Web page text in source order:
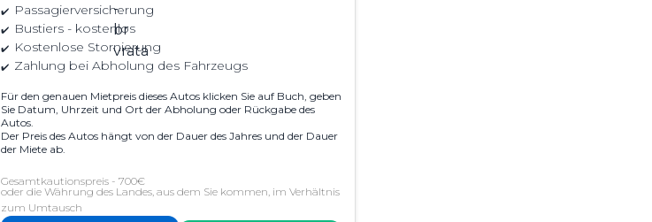
Passagierversicherung
Bustiers - kostenlos
Kostenlose Stornierung
Zahlung bei Abholung des Fahrzeugs
Für den genauen Mietpreis dieses Autos klicken Sie auf Buch, geben
Sie Datum, Uhrzeit und Ort der Abholung oder Rückgabe des
Autos.
Der Preis des Autos hängt von der Dauer des Jahres und der Dauer
der Miete ab.
Gesamtkautionspreis - 700€
oder die Währung des Landes, aus dem Sie kommen, im Verhältnis
zum Umtausch